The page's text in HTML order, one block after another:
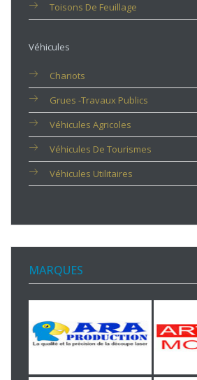
Toisons De Feuillage
Véhicules
Chariots
Grues -travaux Publics
Véhicules Agricoles
Véhicules De Tourismes
Véhicules Utilitaires
MARQUES